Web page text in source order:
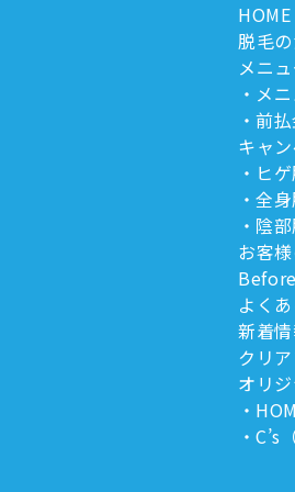
HOME
脱毛
メニ
メ
前
キャ
ヒ
全
陰
お客
よく
新着
クリ
オリ
C’s